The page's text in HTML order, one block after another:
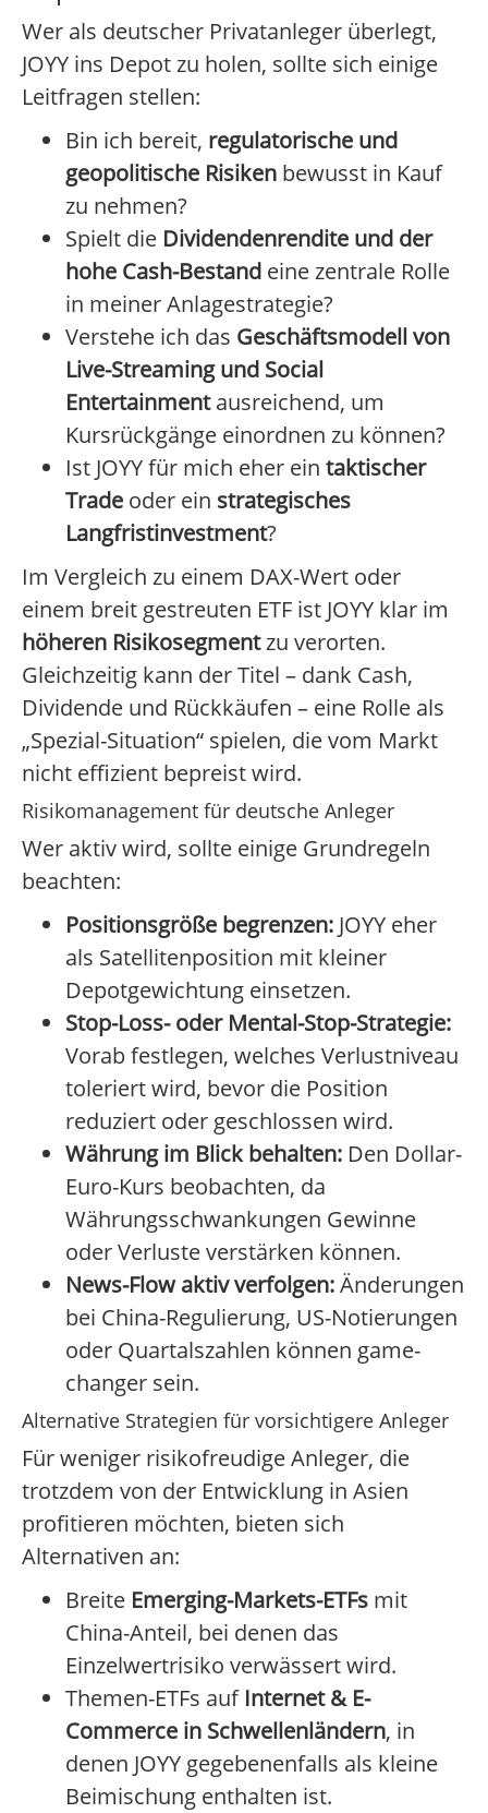
Wer als deutscher Privatanleger überlegt,
JOYY ins Depot zu holen, sollte sich einige
Leitfragen stellen:
Bin ich bereit, regulatorische und
geopolitische Risiken bewusst in Kauf
zu nehmen?
Spielt die Dividendenrendite und der
hohe Cash-Bestand eine zentrale Rolle
in meiner Anlagestrategie?
Verstehe ich das Geschäftsmodell von
Live-Streaming und Social
Entertainmentausreichend, um
Kursrückgänge einordnen zu können?
Ist JOYY für mich eher ein taktischer
Trade oder ein strategisches
Langfristinvestment?
Im Vergleich zu einem DAX-Wert oder
einem breit gestreuten ETF ist JOYY klar im
höheren Risikosegmentzu verorten.
Gleichzeitig kann der Titel – dank Cash,
Dividende und Rückkäufen – eine Rolle als
„Spezial-Situation“ spielen, die vom Markt
nicht effizient bepreist wird.
Risikomanagement für deutsche Anleger
Wer aktiv wird, sollte einige Grundregeln
beachten:
Positionsgröße begrenzen: JOYY eher
als Satellitenposition mit kleiner
Depotgewichtung einsetzen.
Stop-Loss- oder Mental-Stop-Strategie:
Vorab festlegen, welches Verlustniveau
toleriert wird, bevor die Position
reduziert oder geschlossen wird.
Währung im Blick behalten: Den Dollar-
Euro-Kurs beobachten, da
Währungsschwankungen Gewinne
oder Verluste verstärken können.
News-Flow aktiv verfolgen:Änderungen
bei China-Regulierung, US-Notierungen
oder Quartalszahlen können game-
changer sein.
Alternative Strategien für vorsichtigere Anleger
Für weniger risikofreudige Anleger, die
trotzdem von der Entwicklung in Asien
profitieren möchten, bieten sich
Alternativen an:
Breite Emerging-Markets-ETFs mit
China-Anteil, bei denen das
Einzelwertrisiko verwässert wird.
Themen-ETFs auf Internet & E-
Commerce in Schwellenländern, in
denen JOYY gegebenenfalls als kleine
Beimischung enthalten ist.